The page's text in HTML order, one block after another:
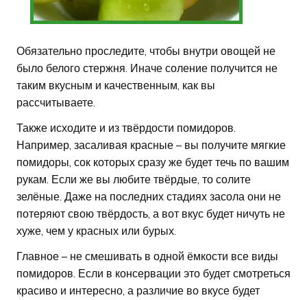
Обязательно проследите, чтобы внутри овощей не
было белого стержня. Иначе соление получится не
таким вкусным и качественным, как вы
рассчитываете.
Также исходите и из твёрдости помидоров.
Например, засаливая красные – вы получите мягкие
помидоры, сок которых сразу же будет течь по вашим
рукам. Если же вы любите твёрдые, то солите
зелёные. Даже на последних стадиях засола они не
потеряют свою твёрдость, а вот вкус будет ничуть не
хуже, чем у красных или бурых.
Главное – не смешивать в одной ёмкости все виды
помидоров. Если в консервации это будет смотреться
красиво и интересно, а различие во вкусе будет